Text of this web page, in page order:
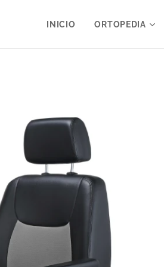
INICIO ORTOPEDIA